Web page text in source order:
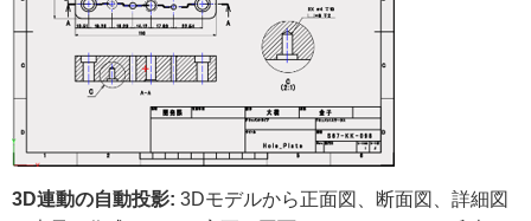
3D連動の自動投影: 3Dモデルから正面図、断面図、詳細図